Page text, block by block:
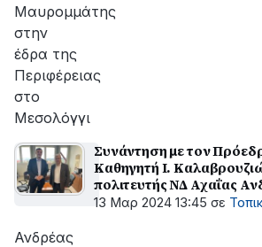
Μαυρομμάτης
στην
έδρα της
Περιφέρειας
στο
Μεσολόγγι
Συνάντηση με τον
Καθηγητή Ι. Καλαβρουζιώτη
πολιτευτής ΝΔ Αχαΐας
13 Μαρ 2024 13:45 σε
Ανδρέας